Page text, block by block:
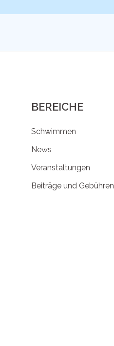
BEREICHE
Schwimmen
News
Veranstaltungen
Beiträge und Gebühren